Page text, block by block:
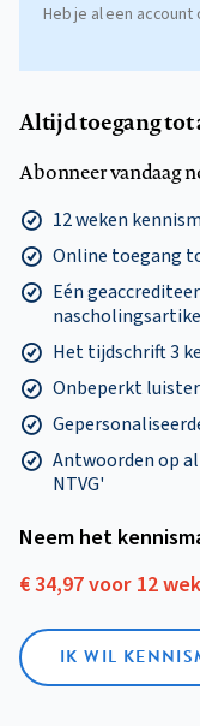
Heb je al een
Altijd toegang tot
Abonneer vandaag
12 weken
Online toegang
Eén
Het tijdschrift 3
Onbeperkt
Antwoorden op
NTVG'
Neem het
€ 34,97 voor 12
IK WIL